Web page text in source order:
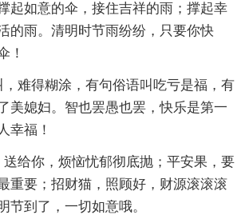
起如意的伞，接住吉祥的雨；撑起幸
的雨。清明时节雨纷纷，只要你快
！
，难得糊涂，有句俗语叫吃亏是福，有
美媳妇。智也罢愚也罢，快乐是第一
幸福！
送给你，烦恼忧郁彻底抛；平安果，要
重要；招财猫，照顾好，财源滚滚滚
节到了，一切如意哦。